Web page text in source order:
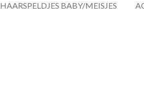
HAARSPELDJES BABY/MEISJES